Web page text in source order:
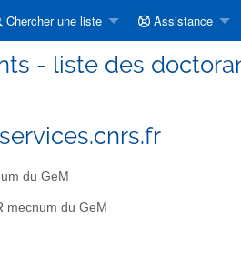
Chercher une liste Assistance
- liste des
du GeM
mecnum du GeM